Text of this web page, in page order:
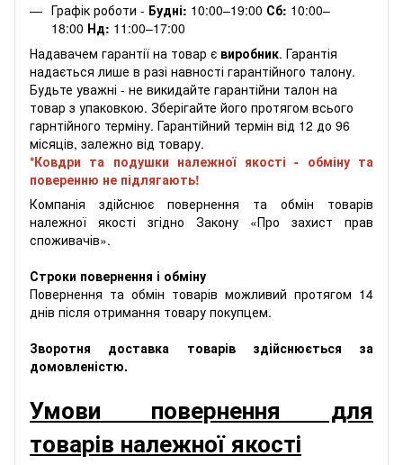
Графік роботи - Будні: 10:00–19:00 Сб: 10:00–
18:00 Нд: 11:00–17:00
Надавачем гарантії на товар є виробник. Гарантія
надається лише в разі навності гарантійного талону.
Будьте уважні - не викидайте гарантійни талон на
товар з упаковкою. Зберігайте його протягом всього
гарнтійного терміну. Гарантійний термін від 12 до 96
місяців, залежно від товару.
*Ковдри та подушки належної якості - обміну та
поверенню не підлягають!
Компанія здійснює повернення та обмін товарів
належної якості згідно Закону «Про захист прав
споживачів».
Строки повернення і обміну
Повернення та обмін товарів можливий протягом 14
днів після отримання товару покупцем.
Зворотня доставка товарів здійснюється за
домовленістю.
Умови повернення для
товарів належної якості